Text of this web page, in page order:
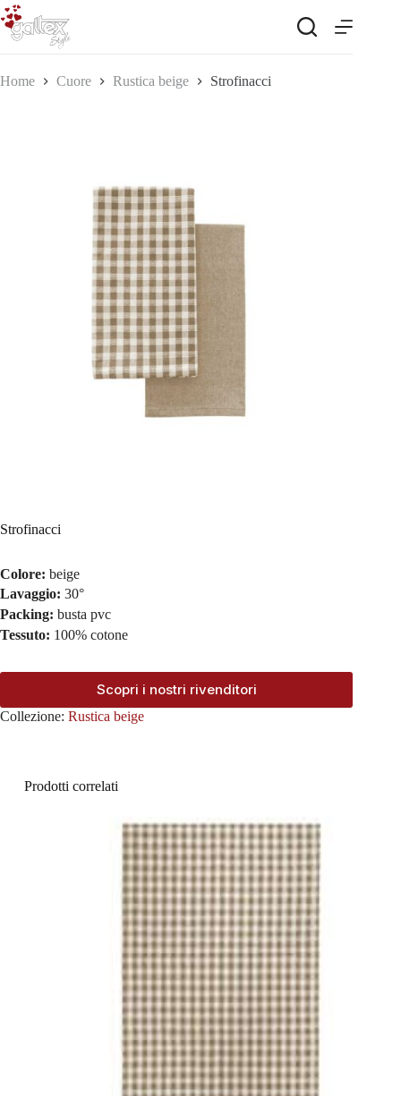
Salta
al
contenuto
Home Cuore Rustica beige Strofinacci
Strofinacci
Colore: beige
Lavaggio: 30°
Packing: busta pvc
Tessuto: 100% cotone
Scopri i nostri rivenditori
Collezione: Rustica beige
Prodotti correlati